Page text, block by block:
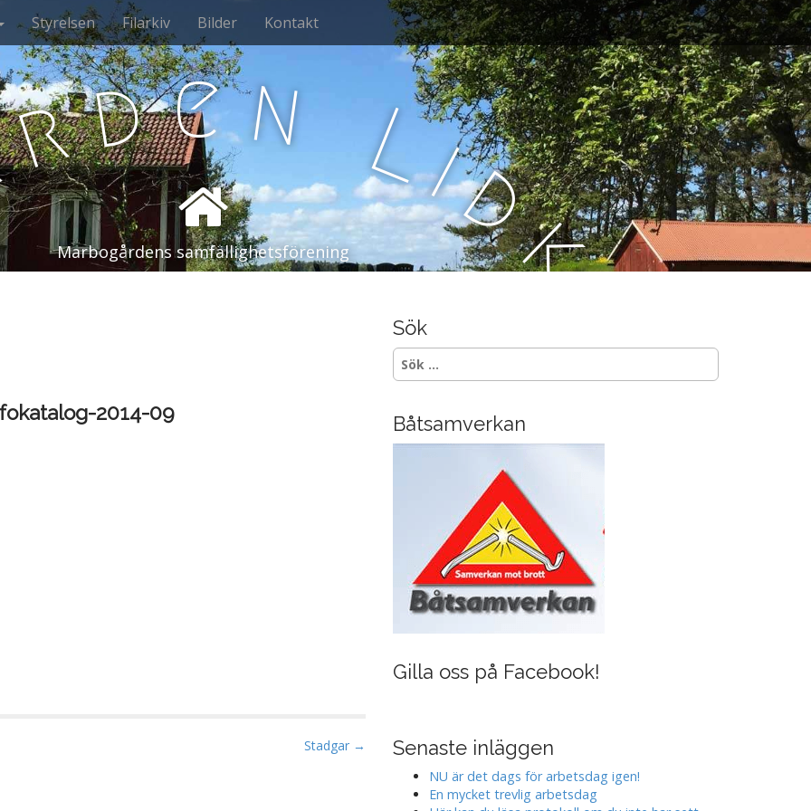
Styrelsen Filarkiv Bilder Kontakt
rd e n Li
dk
p
Marbogårdens samfällighetsförening
2014-09
Stadgar →
Sök
Sök
efter:
Båtsamverkan
Gilla oss på Facebook!
Senaste inläggen
NU är det dags för arbetsdag igen!
En mycket trevlig arbetsdag